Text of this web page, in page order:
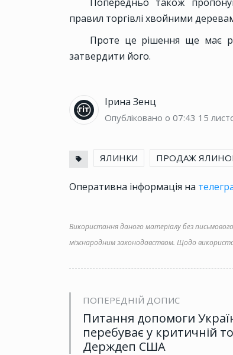
правил торгівлі хвойними
Проте це рішення ще має
затвердити його.
Ірина Зенц
Опубліковано о 07:43 15
ЯЛИНКИ ПРОДАЖ
Оперативна інформація на
Використання даного матеріалу без письмового
міжнародним законодавством. Щодо
ПОПЕРЕДНІЙ ДОПИС
Питання допомоги
перебуває у критичній
Держдеп США